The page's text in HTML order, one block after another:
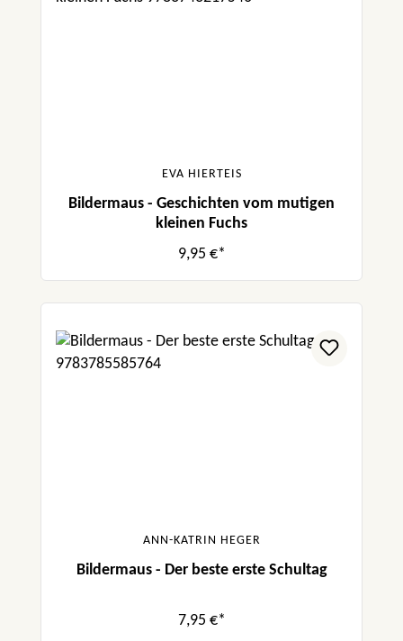
EVA HIERTEIS
Bildermaus - Geschichten vom mutigen
kleinen Fuchs
9,95 €*
ANN-KATRIN HEGER
Bildermaus - Der beste erste Schultag
7,95 €*